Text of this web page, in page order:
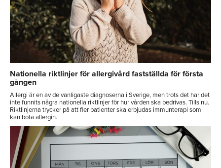
Nationella riktlinjer för allergivård fastställda för första
gången
Allergi är en av de vanligaste diagnoserna i Sverige, men trots det har det
inte funnits några nationella riktlinjer för hur vården ska bedrivas. Tills nu.
Riktlinjerna trycker på att fler patienter ska erbjudas immunterapi som
kan bota allergin.